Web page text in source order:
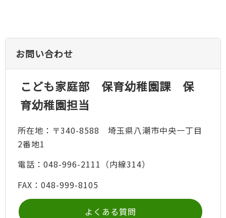
お問い合わせ
こども家庭部 保育幼稚園課 保
育幼稚園担当
所在地：〒340-8588 埼玉県八潮市中央一丁目
2番地1
電話：048-996-2111（内線314）
FAX：048-999-8105
よくある質問